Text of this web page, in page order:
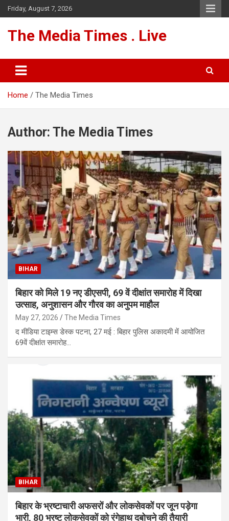
Skip
to
Friday, August 7, 2026
The Media Times . Live
Home The Media Times
Author: The Media Times
BIHAR
बिहार को मिले 19 नए डीएसपी, 69 वें दीक्षांत समारोह में दिखा
उत्साह, अनुशासन और गौरव का अनुपम माहौल
May 27, 2026 The Media Times
द मीडिया टाइम्स डेस्क पटना, 27 मई : बिहार पुलिस अकादमी में आयोजित
69वें दीक्षांत समारोह…
BIHAR
बिहार के भ्रष्टाचारी अफसरों और लोकसेवकों पर जून पड़ेगा
भारी, 80 भ्रष्ट लोकसेवकों को रंगेहाथ दबोचने की तैयारी